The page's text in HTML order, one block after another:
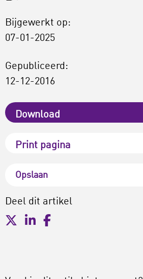
Bijgewerkt op:
07-01-2025
Gepubliceerd:
12-12-2016
Download
Print pagina
Opslaan
Deel dit artikel